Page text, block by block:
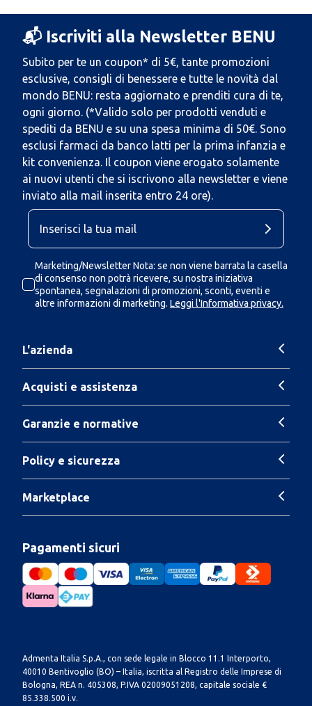
📬 Iscriviti alla Newsletter BENU
Subito per te un coupon* di 5€, tante promozioni
esclusive, consigli di benessere e tutte le novità dal
mondo BENU: resta aggiornato e prenditi cura di te,
ogni giorno. (*Valido solo per prodotti venduti e
spediti da BENU e su una spesa minima di 50€. Sono
esclusi farmaci da banco latti per la prima infanzia e
kit convenienza. Il coupon viene erogato solamente
ai nuovi utenti che si iscrivono alla newsletter e viene
inviato alla mail inserita entro 24 ore).
Marketing/Newsletter Nota: se non viene barrata la casella
di consenso non potrà ricevere, su nostra iniziativa
spontanea, segnalazioni di promozioni, sconti, eventi e
altre informazioni di marketing. Leggi l'Informativa privacy.
L'azienda
Acquisti e assistenza
Garanzie e normative
Policy e sicurezza
Marketplace
Pagamenti sicuri
Admenta Italia S.p.A., con sede legale in Blocco 11.1 Interporto,
40010 Bentivoglio (BO) – Italia, iscritta al Registro delle Imprese di
Bologna, REA n. 405308, P.IVA 02009051208, capitale sociale €
85.338.500 i.v.